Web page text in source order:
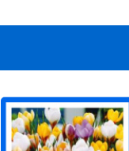
早どり系・玉ねぎ苗
貯蔵系・玉ねぎ苗
赤たま系・玉ねぎ苗
たまねぎ苗（送料無料
企画）
嘉定ニンニク
ホワイト六片
ニンニク【大量販売】
その他種ニンニク
種じゃがいも
種ショウガ
里イモ
山イモ
その他種芋
周年発送
8月発送
9月発送
10月発送
11月発送
12月発送
1月発送
2月発送
3月発送
4月発送
5月発送
6月発送
7月発送
花壇・プランター向き
花苗
多年草苗
切花向き花苗
お買い得花苗
パンジー・ビオラ苗
プラグ・ケース花苗
PWブランド花苗
水生植物
南国植物
多肉植物
花苗送料無料企画
週末限定！大特価商品
対象植物5％クーポン
セール
ペチュニア・カリブラ
コア
今夏おすすめ花苗
夏植え球根
秋植え球根
水仙
ジャーマンアイリス
アマリリス
春植え球根
単色チューリップ
変わり咲きチューリッ
プ
福袋・ミックスチュー
リップ
原種系チューリップ
2色咲きチューリップ
大量・ケース販売チュ
ーリップ
チューリップお買得セ
ット
チューリップそろい咲
きセット
チューリップ球根早期
販売
花ユリ
すかしユリ
鉄砲ユリ
12月咲きユリ
特大・超特大球ユリ
カサブランカ
原種ユリ
福袋ユリ
ローズリリー
8月咲ユリ球根
ユリ球根(春)
アジサイ
バラ苗
牡丹・芍薬
桜・花梅・花桃
植木・庭木
椿苗
熱帯花木
花木送料無料企画
果樹苗 (落葉)
果樹苗 (常緑)
みかん・カンキツ苗
山菜苗
イチゴ苗
ネギ苗
有用植物・その他
野生ラン
山野草
大菊
小菊
菊苗最新発表花・普及
花
ギフト・胡蝶蘭シンビ
等
新着植物
和泉本店ネットショッ
プ
人気花苗ケース販売
切花
野菜・花苗園芸肥料
敬老の日ギフト
母の日ギフト
野菜苗（接木）
野菜苗（実生）
品種おまかせ野菜苗
★送料無料★野菜苗セ
ット
★送料無料★野菜苗ケ
ース販売（国華園出
荷）
イモヅル
イモポット苗
植物24年夏秋特別チラ
シたね
植物24年夏秋特別チラ
シ球根・苗
植物予備136
植物予備137
植物予備134
植物期間外カテゴリー